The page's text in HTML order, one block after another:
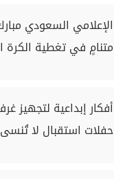
الإعلامي السعودي
متنامٍ في تغطية الكرة
أفكار إبداعية لتجهيز
حفلات استقبال لا تُنسى